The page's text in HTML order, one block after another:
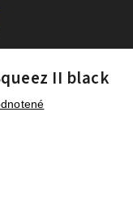
II black